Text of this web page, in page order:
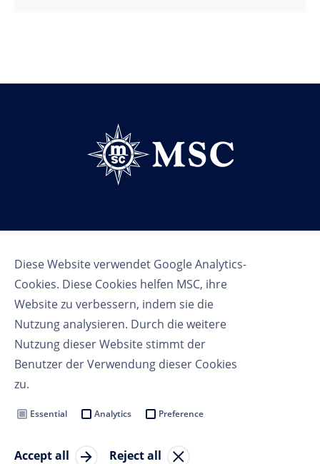
Diese Website verwendet Google Analytics-
Cookies. Diese Cookies helfen MSC, ihre
Website zu verbessern, indem sie die
Nutzung analysieren. Durch die weitere
Nutzung dieser Website stimmt der
Benutzer der Verwendung dieser Cookies
zu.
Essential Analytics Preference
Accept all Reject all
Follow us
Nutzungsbedingungen
Cookie Settings